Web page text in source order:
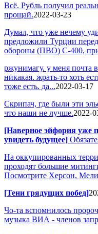
Всё. Рубль получил
прощай.2022-03-23
Думал, что уже нечему
предложили Турции
обороны (ПВО) С-400,
ржунимагу. у меня почта
никакая. жрать-то хоть
тоже есть. да...2022-03-17
Скрипач, где были эти
что наши не лучше.2022-
[Наверное эйфория уже
увидеть будущее]
На оккупированных
проходят большие
Посмотрите Херсон,
[Тени грядущих побед]
Чо-та вспомнилось
музыка ВИА - членов